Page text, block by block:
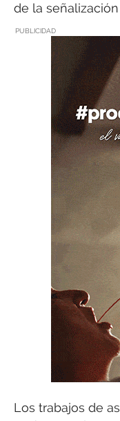
de la
PUBLICIDAD
Los trabajos de